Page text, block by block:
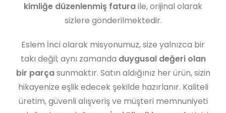
kimliğe düzenlenmiş faturaile, orijinal olarak
sizlere gönderilmektedir.
Eslem İnci olarak misyonumuz, size yalnızca bir
takı değil; aynı zamanda duygusal değeri olan
bir parçasunmaktır. Satın aldığınız her ürün, sizin
hikayenize eşlik edecek şekilde hazırlanır. Kaliteli
üretim, güvenli alışveriş ve müşteri memnuniyeti